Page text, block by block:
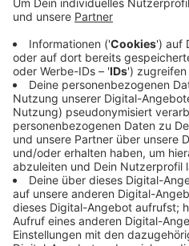
Henning Höne galt schon
Kandidat auf den
aus dem Bundestag
FDP jedoch auf den
Christian Dürr. Im Mai wählt
Bundesvorsitz.
Anzeige